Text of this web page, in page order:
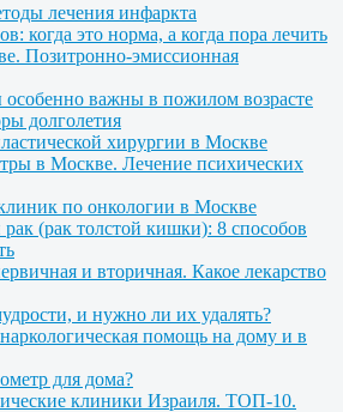
лечения инфаркта
когда это норма, а когда пора лечить
Позитронно-эмиссионная
важны в пожилом возрасте
долголетия
хирургии в Москве
в Москве. Лечение психических
по онкологии в Москве
(рак толстой кишки): 8 способов
и вторичная. Какое лекарство
и нужно ли их удалять?
помощь на дому и в
для дома?
клиники Израиля. ТОП-10.